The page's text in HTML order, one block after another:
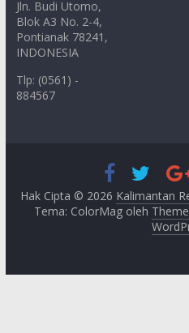
Jln. Budi Utomo,
Blok A3 No. 2-4,
Pontianak 78241,
INDONESIA
Tlp: (0561) -
884567
Hak Cipta © 2026 Kalimantan
Tema: ColorMag oleh